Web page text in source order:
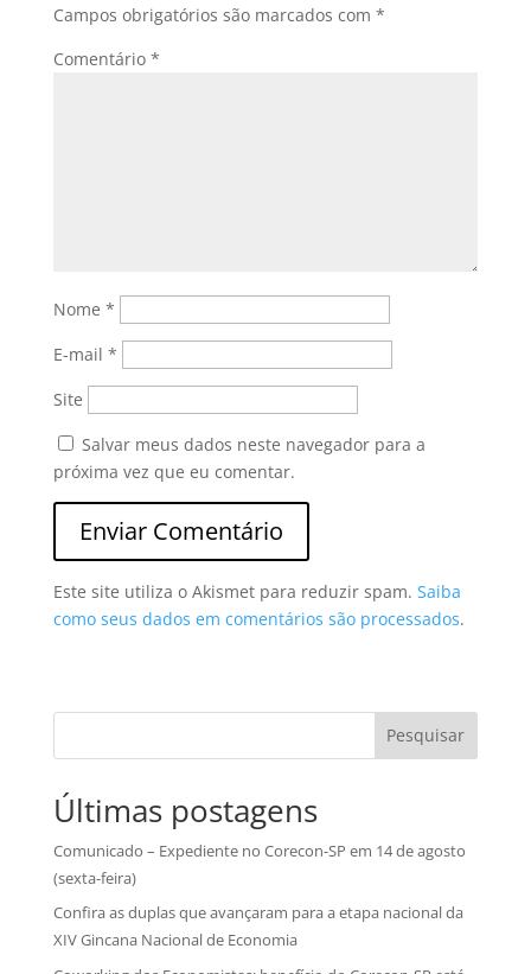
Campos obrigatórios são marcados com *
Comentário *
Nome *
E-mail *
Site
Salvar meus dados neste navegador para a
próxima vez que eu comentar.
Este site utiliza o Akismet para reduzir spam. Saiba
como seus dados em comentários são processados.
Pesquisar
Últimas postagens
Comunicado – Expediente no Corecon-SP em 14 de agosto
(sexta-feira)
Confira as duplas que avançaram para a etapa nacional da
XIV Gincana Nacional de Economia